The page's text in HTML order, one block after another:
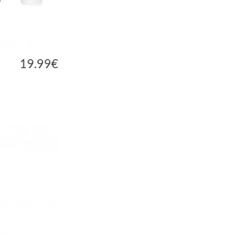
19.99€